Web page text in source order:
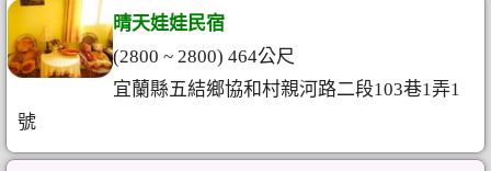
晴天娃娃民宿
(2800 ~ 2800) 464公尺
宜蘭縣五結鄉協和村親河路二段103巷1弄1
號